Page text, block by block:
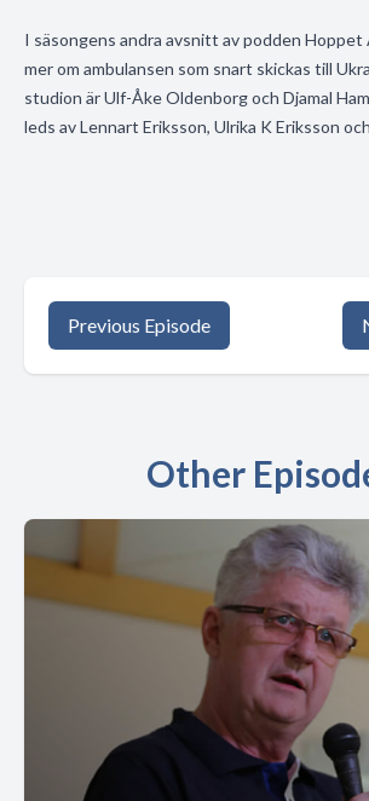
I säsongens andra avsnitt av podden
mer om ambulansen som snart skickas till
studion är Ulf-Åke Oldenborg och Djamal
leds av Lennart Eriksson, Ulrika K Eriksson
Previous Episode
Other